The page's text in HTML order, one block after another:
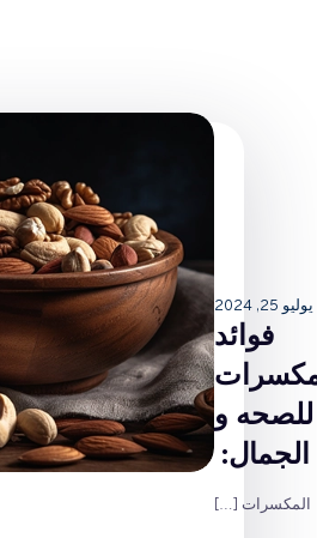
يوليو 25, 2024
فوائد
للصحه و
الجمال:
المكسرات […]